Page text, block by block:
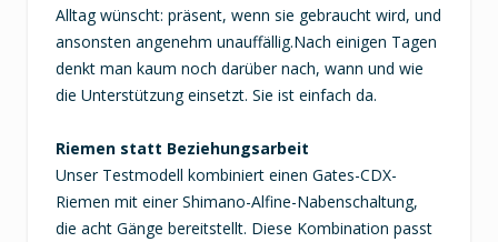
Alltag wünscht: präsent, wenn sie gebraucht wird, und
ansonsten angenehm unauffällig.Nach einigen Tagen
denkt man kaum noch darüber nach, wann und wie
die Unterstützung einsetzt. Sie ist einfach da.
Riemen statt Beziehungsarbeit
Unser Testmodell kombiniert einen Gates-CDX-
Riemen mit einer Shimano-Alfine-Nabenschaltung,
die acht Gänge bereitstellt. Diese Kombination passt